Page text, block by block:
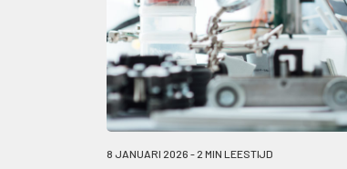
8 JANUARI 2026 - 2 MIN LEESTIJD